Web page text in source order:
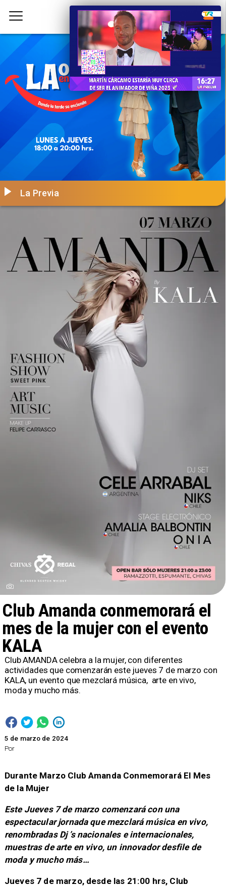
Por
Club Amanda conmemorará el
mes de la mujer con el evento
KALA
La Previa
5 de marzo de 2024
Club AMANDA celebra a la mujer, con diferentes
actividades que comenzarán este jueves 7 de marzo con
KALA, un evento que mezclará música, arte en vivo,
moda y mucho más. ​
Durante Marzo Club Amanda Conmemorará El Mes
de la Mujer
Este Jueves 7 de marzo comenzará con una
espectacular jornada que mezclará música en vivo,
renombradas Dj ’s nacionales e internacionales,
muestras de arte en vivo, un innovador desfile de
moda y mucho más…
Jueves 7 de marzo, desde las 21:00 hrs, Club